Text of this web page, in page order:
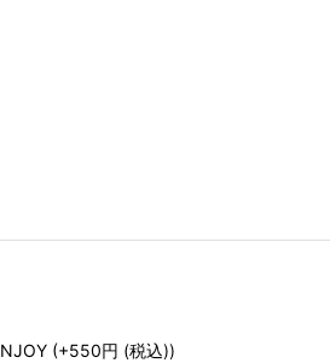
(+550円 (税込))